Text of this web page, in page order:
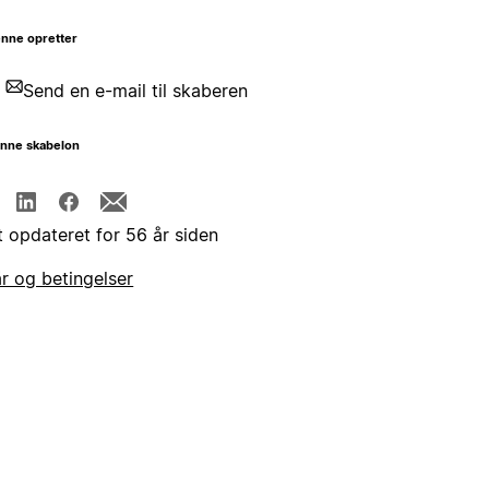
opretter
Send en e-mail til skaberen
skabelon
opdateret for 56 år siden
og betingelser